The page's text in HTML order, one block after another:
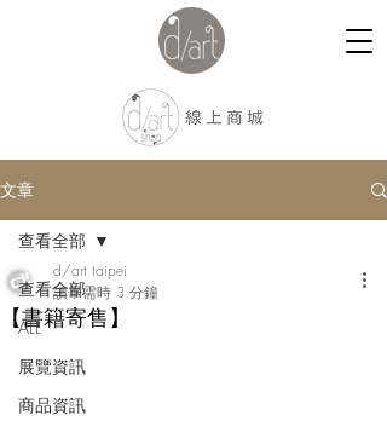
文章
查看全部
ALL
展覽資訊
商品資訊
查看全部
【書籍寄售】
d/art taipei
讀畢需時 3 分鐘